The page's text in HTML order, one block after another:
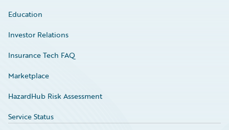
Education
Investor Relations
Insurance Tech FAQ
Marketplace
HazardHub Risk Assessment
Service Status